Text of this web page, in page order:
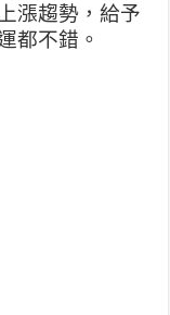
漲趨勢，給予
都不錯。